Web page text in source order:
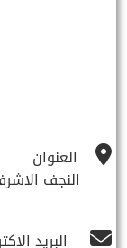
العنوان
النجف
البريد